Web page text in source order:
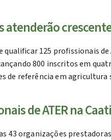
125 profissionais
800 inscritos em
referência em agricultura
de ATER na
organizações